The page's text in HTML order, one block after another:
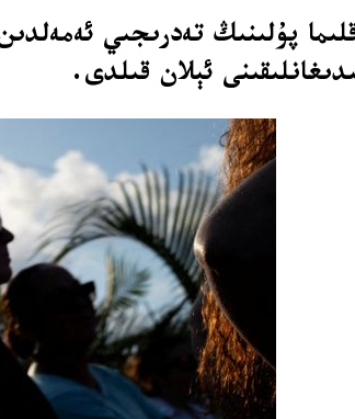
پۇلىنىڭ تەدرىجىي
ئېلان قىلدى.